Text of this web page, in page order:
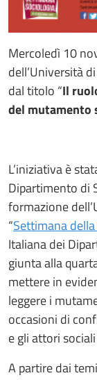
Mercoledì 10
dell’Università
dal titolo “Il
del mutamento
L’iniziativa è
Dipartimento di
formazione
“Settimana
Italiana dei
giunta alla
mettere in
leggere i
occasioni di
e gli attori
A partire dai